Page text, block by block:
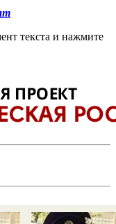
текста и нажмите